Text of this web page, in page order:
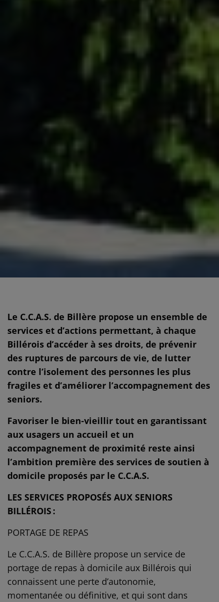
Le C.C.A.S. de Billère propose un ensemble de
services et d’actions permettant, à chaque
Billérois d’accéder à ses droits, de prévenir
des ruptures de parcours de vie, de lutter
contre l’isolement des personnes les plus
fragiles et d’améliorer l’accompagnement des
seniors.
Favoriser le bien-vieillir tout en garantissant
aux usagers un accueil et un
accompagnement de proximité reste ainsi
l’ambition première des services de soutien à
domicile proposés par le C.C.A.S.
LES SERVICES PROPOSÉS AUX SENIORS
BILLÉROIS :
PORTAGE DE REPAS
Le C.C.A.S. de Billère propose un service de
portage de repas à domicile aux Billérois qui
connaissent une perte d’autonomie,
momentanée ou définitive, et qui sont dans